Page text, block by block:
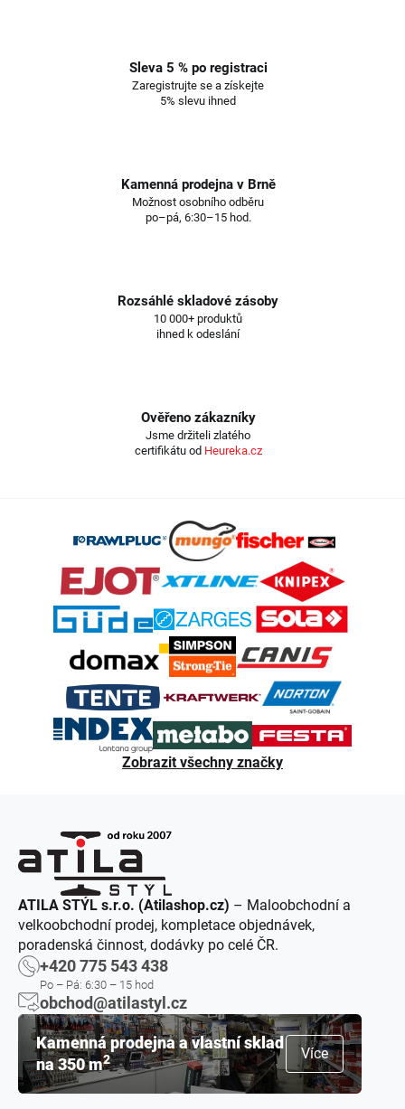
Sleva 5 % po registraci
Zaregistrujte se a získejte
5% slevu ihned
Kamenná prodejna v Brně
Možnost osobního odběru
po–pá, 6:30–15 hod.
Rozsáhlé skladové zásoby
10 000+ produktů
ihned k odeslání
Ověřeno zákazníky
Jsme držiteli zlatého
certifikátu od Heureka.cz
Zobrazit všechny značky
ATILA STÝL s.r.o. (Atilashop.cz) – Maloobchodní a
velkoobchodní prodej, kompletace objednávek,
poradenská činnost, dodávky po celé ČR.
+420 775 543 438
Po – Pá: 6:30 – 15 hod
obchod@atilastyl.cz
Kamenná prodejna a vlastní sklad
na 350 m2 Více